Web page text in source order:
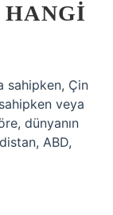
sahipken, Çin
veya
dünyanın
ABD,